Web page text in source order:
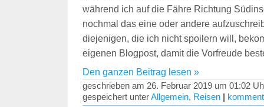
während ich auf die Fähre Richtung
nochmal das eine oder andere
diejenigen, die ich nicht spoilern will,
eigenen Blogpost, damit die Vorfreude
Den ganzen Beitrag lesen »
geschrieben am 26. Februar 2019 um 01:02
gespeichert unterAllgemein, Reisen